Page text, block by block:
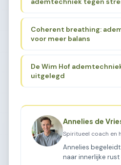
Coherent breathing:
voor meer balans
De Wim Hof
uitgelegd
Annelies de
Spiritueel coach en
Annelies
naar innerlijke